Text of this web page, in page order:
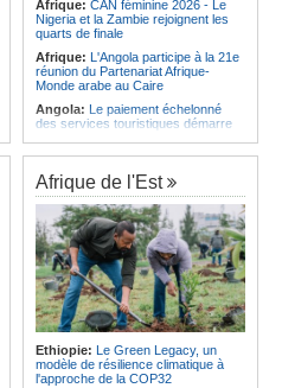
Afrique: CAN féminine 2026 - Le
Nigeria et la Zambie rejoignent les
quarts de finale
Afrique: L'Angola participe à la 21e
réunion du Partenariat Afrique-
Monde arabe au Caire
Angola: Le paiement échelonné
des services touristiques démarre
Angola:Jiu-jitsu - Le pays
décroche une troisième médaille à
Abou Dabi
Afrique:Ju-Jitsu - La délégation
angolaise reçue par l'ambassadeur
d'Angola aux Émirats arabes unis
Angola:Une expédition automobile
favorise le tourisme à Humpata
Angola:La WAS-AC souhaite
collaborer avec le pays pour
stimuler l'aquaculture
Afrique:Un groupe parlementaire
se penche sur le rôle des femmes
dans l'interaction avec les
Afrique de l'Est
Ethiopie: Le Green Legacy, un
modèle de résilience climatique à
l'approche de la COP32